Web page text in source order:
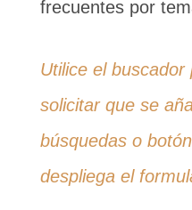
frecuentes por
Utilice el
solicitar que se
búsquedas o botón
despliega el